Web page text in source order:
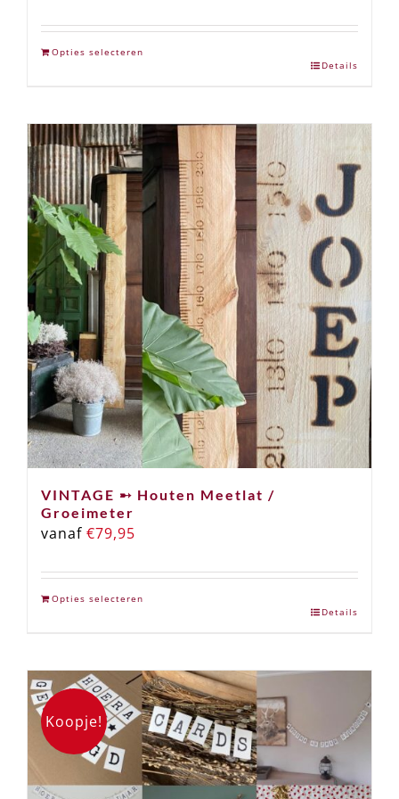
5.00uit 5
Opties selecteren
Details
VINTAGE ➸ Houten Meetlat /
Groeimeter
vanaf €79,95
Opties selecteren
Details
Koopje!